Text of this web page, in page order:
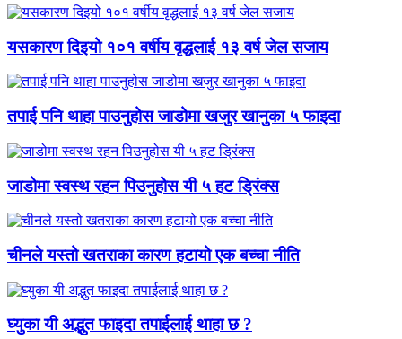
यसकारण दिइयो १०१ वर्षीय वृद्धलाई १३ वर्ष जेल सजाय
तपाई पनि थाहा पाउनुहोस जाडोमा खजुर खानुका ५ फाइदा
जाडोमा स्वस्थ रहन पिउनुहोस यी ५ हट ड्रिंक्स
चीनले यस्तो खतराका कारण हटायो एक बच्चा नीति
घ्युका यी अद्भुत फाइदा तपाईलाई थाहा छ ?